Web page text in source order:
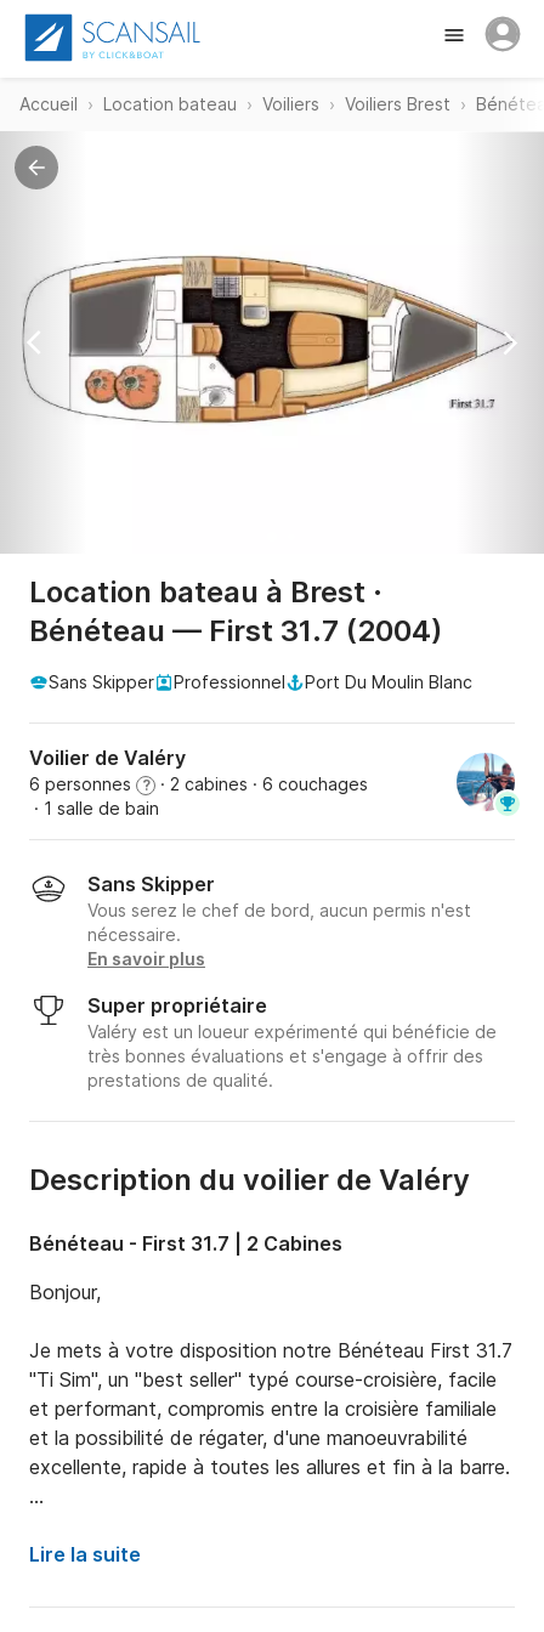
Accueil Location bateau Voiliers Voiliers Brest
Location bateau à Brest ·
Bénéteau — First 31.7 (2004)
Sans Skipper Professionnel Port Du Moulin Blanc
Voilier de Valéry
6 personnes ? · 2 cabines · 6 couchages
· 1 salle de bain
Sans Skipper
Vous serez le chef de bord, aucun permis n'est
nécessaire.
En savoir plus
Super propriétaire
Valéry est un loueur expérimenté qui bénéficie de
très bonnes évaluations et s'engage à offrir des
prestations de qualité.
Description du voilier de Valéry
Bénéteau - First 31.7 | 2 Cabines
Bonjour,
Je mets à votre disposition notre Bénéteau First 31.7
"Ti Sim", un "best seller" typé course-croisière, facile
et performant, compromis entre la croisière familiale
et la possibilité de régater, d'une manoeuvrabilité
excellente, rapide à toutes les allures et fin à la barre.
symétrique formant 2 couchettes de mer (+ toiles
il accueille l'équipage dans le plus grand confort. Il
Lire la suite